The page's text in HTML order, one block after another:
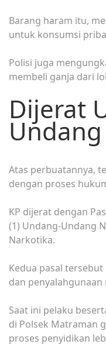
Barang haram itu,
untuk konsumsi
Polisi juga
membeli ganja dari
Dijerat
Atas perbuatannya,
dengan proses
KP dijerat dengan
(1) Undang-Undang
Narkotika.
Kedua pasal
dan
Saat ini pelaku
di Polsek Matraman
proses penyidikan